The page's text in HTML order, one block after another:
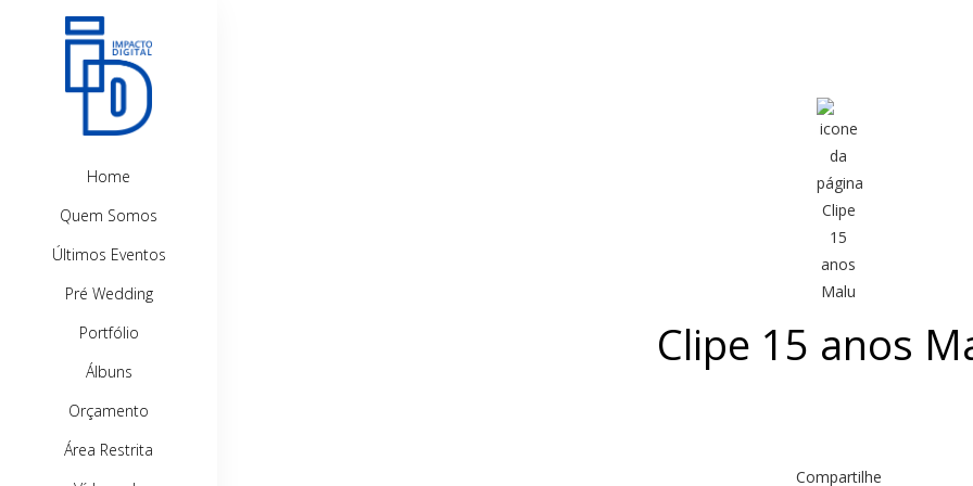
Home
Quem Somos
Últimos Eventos
Pré Wedding
Portfólio
Álbuns
Orçamento
Área Restrita
Clipe 15 anos
Compartilhe